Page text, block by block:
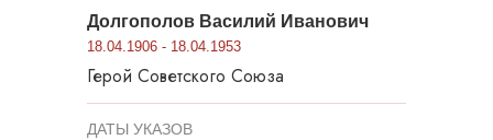
Долгополов Василий Иванович
18.04.1906 - 18.04.1953
Герой Советского Союза
ДАТЫ УКАЗОВ